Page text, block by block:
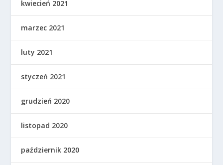
kwiecień 2021
marzec 2021
luty 2021
styczeń 2021
grudzień 2020
listopad 2020
październik 2020